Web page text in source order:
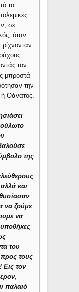
το
σε
όταν
τον
μπροστά
την
Θάνατος.
της
και
να ζούμε
να
του
τους
Εις τον
παλαιό